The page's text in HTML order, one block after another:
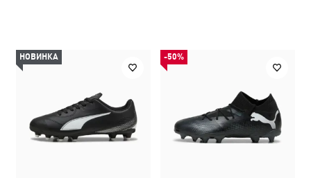
НОВИНКА -50%